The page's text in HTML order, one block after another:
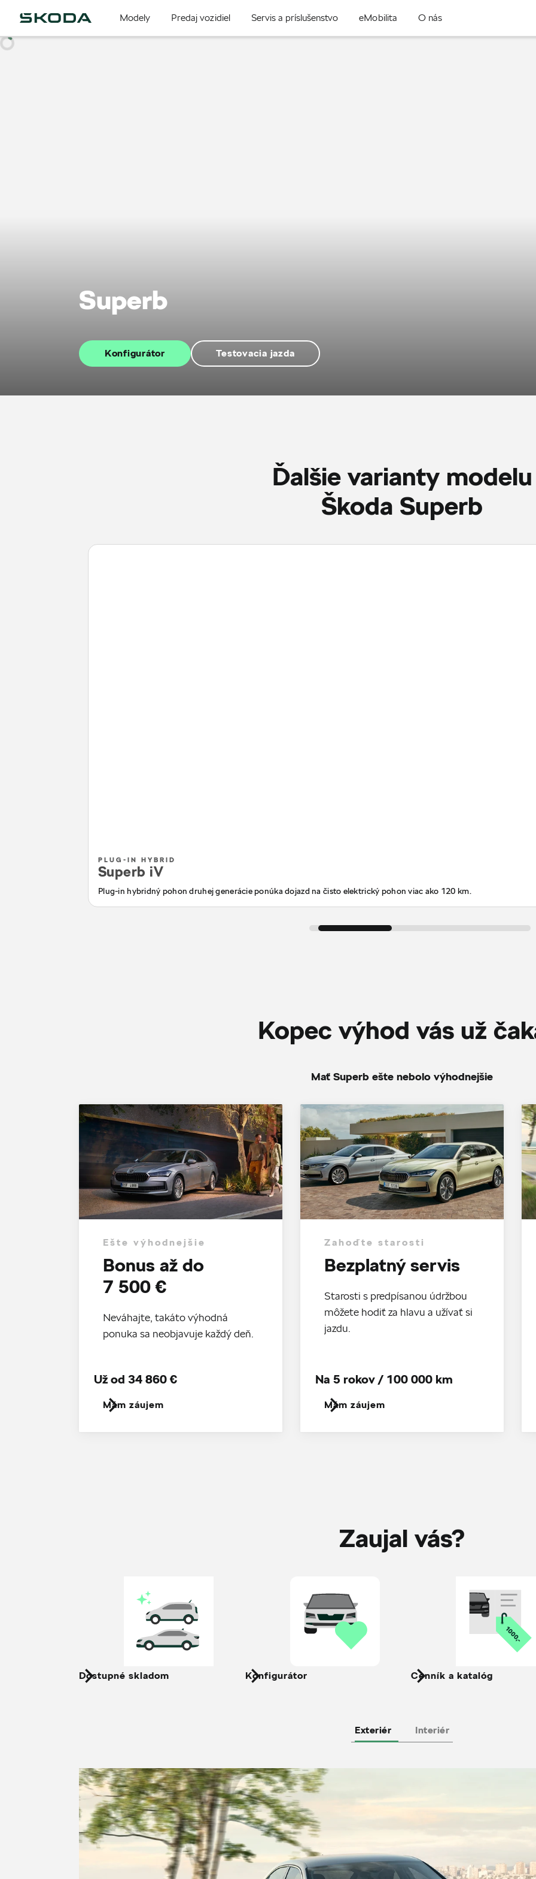
Modely Predaj vozidiel Servis a príslušenstvo eMobilita O nás
Superb
Konfigurátor Testovacia jazda
Ďalšie varianty modelu
Škoda Superb
PLUG-IN HYBRID
Superb iV
Plug-in hybridný pohon druhej generácie ponúka dojazd na čisto elektrický pohon viac ako 120 km.
Kopec výhod vás už
Mať Superb ešte nebolo výhodnejšie
Ešte výhodnejšie
Bonus až do
7 500 €
Neváhajte, takáto výhodná
ponuka sa neobjavuje každý deň.
Mám záujem
Už od 34 860 €
Zahoďte starosti
Bezplatný servis
Starosti s predpísanou údržbou
môžete hodiť za hlavu a užívať si
jazdu.
Mám záujem
Na 5 rokov / 100 000 km
Zaujal vás?
Dostupné skladom Konfigurátor Cenník a katalóg
Exteriér Interiér